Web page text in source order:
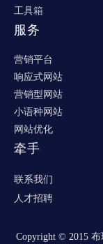
工具箱
服务
营销平台
响应式网站
营销型网站
小语种网站
网站优化
牵手
联系我们
人才招聘
Copyright © 2015